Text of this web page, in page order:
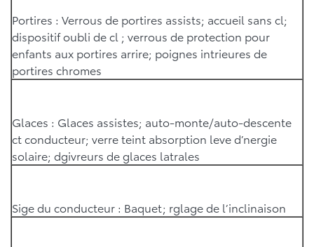
Portires : Verrous de portires assists; accueil sans cl;
dispositif oubli de cl ; verrous de protection pour
enfants aux portires arrire; poignes intrieures de
portires chromes
Glaces : Glaces assistes; auto-monte/auto-descente
ct conducteur; verre teint absorption leve d’nergie
solaire; dgivreurs de glaces latrales
Sige du conducteur : Baquet; rglage de l’inclinaison